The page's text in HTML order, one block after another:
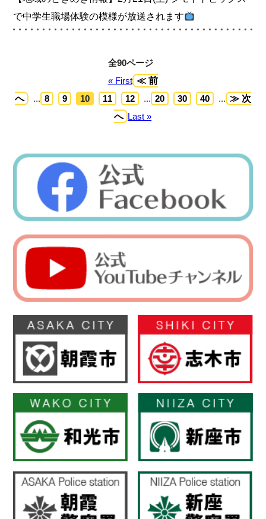
で中学生職場体験の模様が放送されます
全90ページ
« First ≪ 前
へ ... 8 9 10 11 12 ... 20 30 40 ... ≫ 次
へ Last »